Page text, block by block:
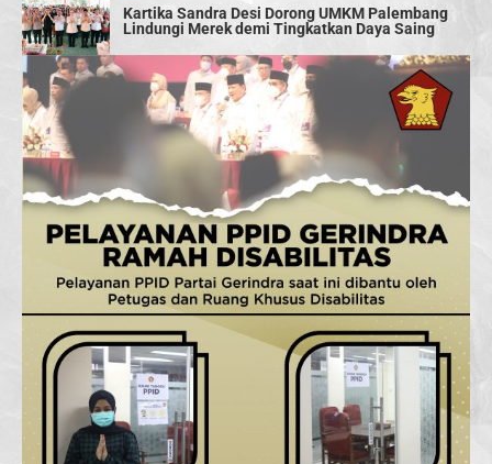
Kartika Sandra Desi Dorong UMKM Palembang
Lindungi Merek demi Tingkatkan Daya Saing